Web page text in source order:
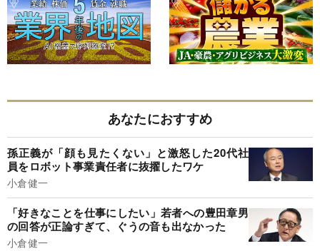
あなたにおすすめ
孫正義が「顔も見たくない」と激怒した20代社
員をロボット事業責任者に抜擢したワケ
小倉健一
「好きなことを仕事にしたい」若者への豊田章男
の回答が正論すぎて、ぐうの音も出なかった
小倉健一